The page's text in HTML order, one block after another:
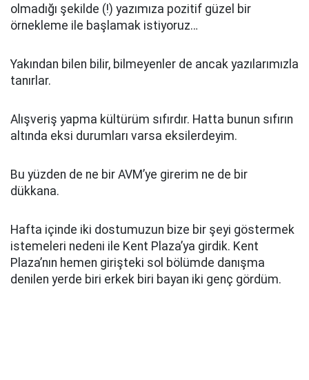
olmadığı şekilde (!) yazımıza pozitif güzel bir
örnekleme ile başlamak istiyoruz…
Yakından bilen bilir, bilmeyenler de ancak yazılarımızla
tanırlar.
Alışveriş yapma kültürüm sıfırdır. Hatta bunun sıfırın
altında eksi durumları varsa eksilerdeyim.
Bu yüzden de ne bir AVM’ye girerim ne de bir
dükkana.
Hafta içinde iki dostumuzun bize bir şeyi göstermek
istemeleri nedeni ile Kent Plaza’ya girdik. Kent
Plaza’nın hemen girişteki sol bölümde danışma
denilen yerde biri erkek biri bayan iki genç gördüm.